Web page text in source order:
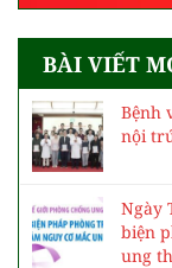
BÀI VIẾT
Bệnh
nội
Ngày
biện
ung